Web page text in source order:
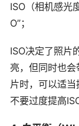
ISO（相机感光
O”；
ISO决定了照片
亮，但同时也
片时，可以适
不要过度提高